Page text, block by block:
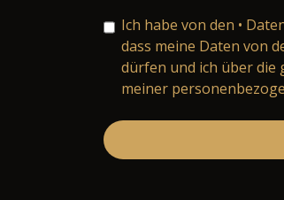
Ich habe von den •
dass meine Daten von
dürfen und ich über
meiner